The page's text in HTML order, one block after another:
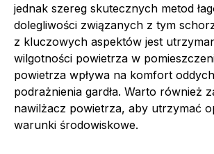
jednak szereg skutecznych metod
dolegliwości związanych z tym
z kluczowych aspektów jest
wilgotności powietrza w
powietrza wpływa na komfort
podrażnienia gardła. Warto również
nawilżacz powietrza, aby utrzymać
warunki środowiskowe.